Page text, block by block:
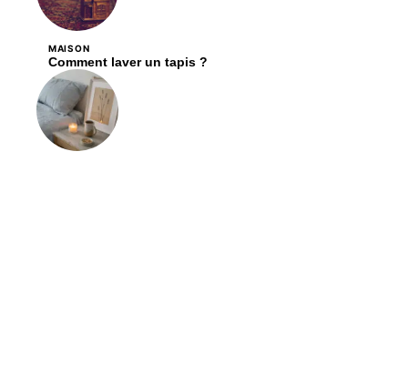
MAISON
Comment laver un tapis ?